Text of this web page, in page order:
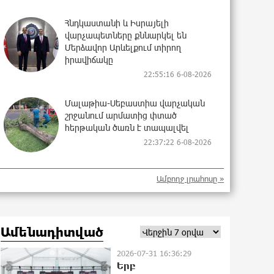
Հնդկաստանի և Իսրայելի
վարչապետները քննարկել են
Մերձավոր Արևելքում տիրող
իրավիճակը
22:55:16 6-08-2026
Մալաթիա-Սեբաստիա վարչական
շրջանում արմատից փտած
հերթական ծառն է տապալվել
22:37:22 6-08-2026
Իրանը և Օմանը պլանավորում են
8-ամյա Մոնթե Մուրադյանն ու
Սյունե Քոսակյանը հաղթահարել
Ամբողջ լրահոսը »
Ամենադիտված
2026-07-31 16:36:29
Երբ